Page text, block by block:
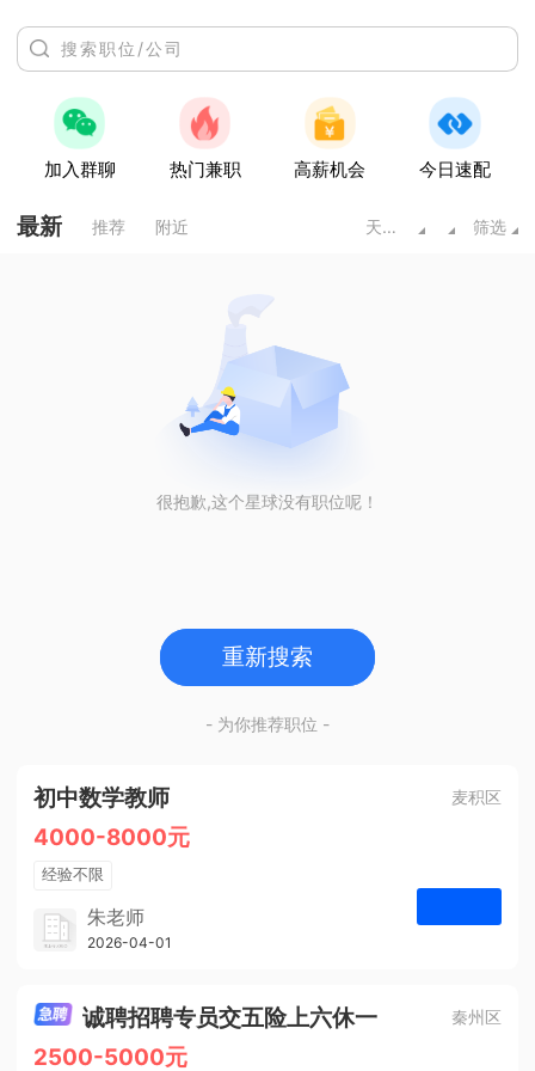
加入群聊 热门兼职 高薪机会 今日速配
最新 推荐 附近 天水甘肃 筛选
很抱歉,这个星球没有职位呢！
重新搜索
- 为你推荐职位 -
初中数学教师 麦积区
4000-8000元
经验不限
学历不限
1人
朱老师
博学启智教育
2026-04-01
诚聘招聘专员交五险上六休一 秦州区
2500-5000元